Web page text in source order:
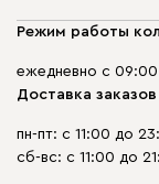
Режим работы
ежедневно с
Доставка заказов
пн-пт: с 11:00 до
сб-вс: с 11:00 до